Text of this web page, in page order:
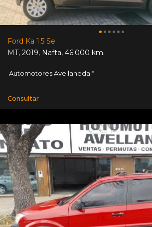
Ford Ka 1.5 Se
MT, 2019, Nafta, 46.000 km.
Automotores Avellaneda *
Consultar